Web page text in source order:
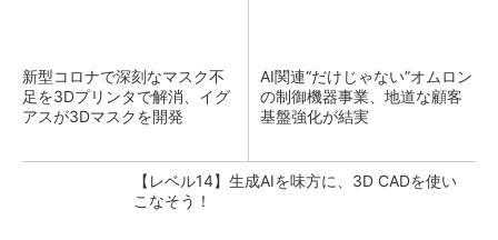
新型コロナで深刻なマスク不
足を3Dプリンタで解消、イグ
アスが3Dマスクを開発
AI関連“だけじゃない”オムロン
の制御機器事業、地道な顧客
基盤強化が結実
【レベル14】生成AIを味方に、3D CADを使い
こなそう！